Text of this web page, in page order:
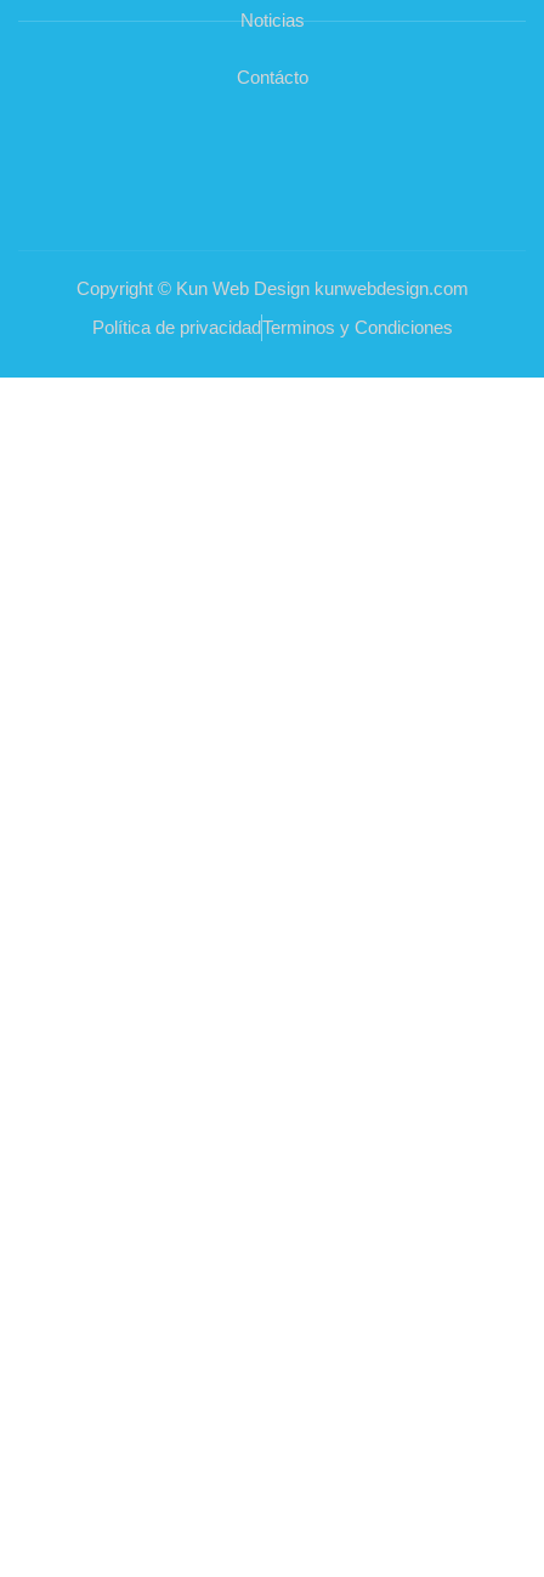
Noticias
Contácto
Copyright © Kun Web Design kunwebdesign.com
Política de privacidadTerminos y Condiciones